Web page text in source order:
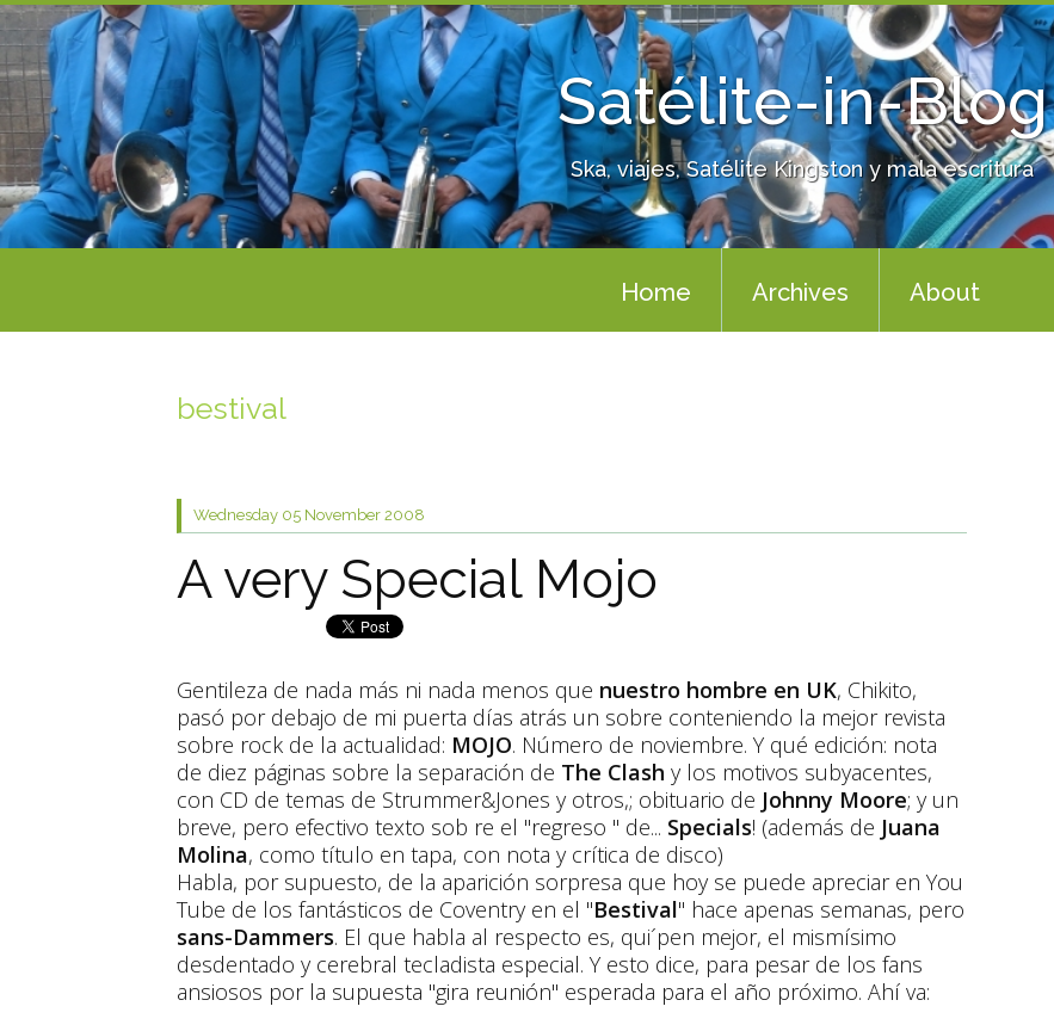
Satélite-in-Blog
Ska, viajes, Satélite Kingston y mala escritura
Home Archives About
bestival
Wednesday 05 November 2008
A very Special Mojo
Gentileza de nada más ni nada menos que nuestro hombre en UK, Chikito,
pasó por debajo de mi puerta días atrás un sobre conteniendo la mejor revista
sobre rock de la actualidad: MOJO. Número de noviembre. Y qué edición: nota
de diez páginas sobre la separación de The Clash y los motivos subyacentes,
con CD de temas de Strummer&Jones y otros,; obituario de Johnny Moore; y un
breve, pero efectivo texto sob re el "regreso " de... Specials! (además de Juana
Molina, como título en tapa, con nota y crítica de disco)
Habla, por supuesto, de la aparición sorpresa que hoy se puede apreciar en You
Tube de los fantásticos de Coventry en el "Bestival" hace apenas semanas, pero
sans-Dammers. El que habla al respecto es, qui´pen mejor, el mismísimo
desdentado y cerebral tecladista especial. Y esto dice, para pesar de los fans
ansiosos por la supuesta "gira reunión" esperada para el año próximo. Ahí va: